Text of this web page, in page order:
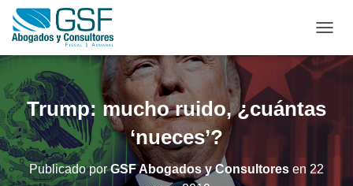
A
M
A
Trump: mucho ruido, ¿cuántas
‘nueces’?
Publicado porGSF Abogados y Consultores en 22